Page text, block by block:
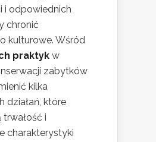
i odpowiednich
chronić
kulturowe. Wśród
praktyk w
zabytków
kilka
działań, które
trwałość i
charakterystyki